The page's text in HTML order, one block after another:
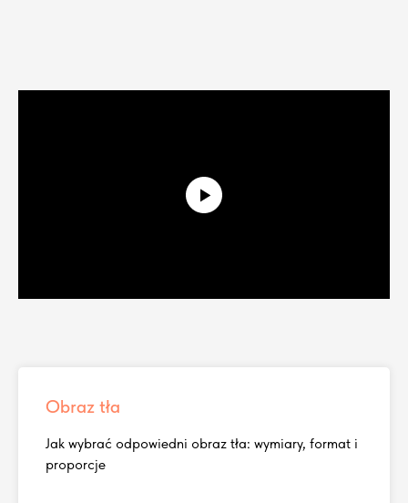
Obraz tła
Jak wybrać odpowiedni obraz tła: wymiary, format i
proporcje